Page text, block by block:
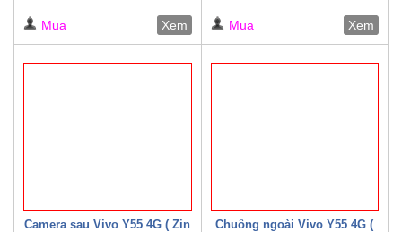
Mua Xem Mua Xem
Camera sau Vivo Y55 4G ( Zin
Chuông ngoài Vivo Y55 4G (